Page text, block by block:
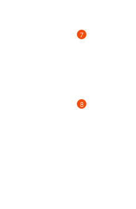
7
8